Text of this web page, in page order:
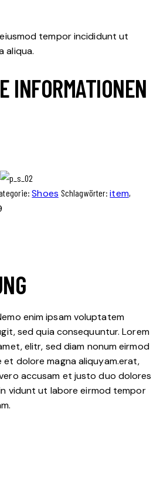
tempor incididunt ut
aliqua.
INFORMATIONEN
Shoes Schlagwörter:item,
enim ipsam voluptatem
sed quia consequuntur. Lorem
elitr, sed diam nonum eirmod
dolore magna aliquyam.erat,
accusam et justo duo dolores
vidunt ut labore eirmod tempor